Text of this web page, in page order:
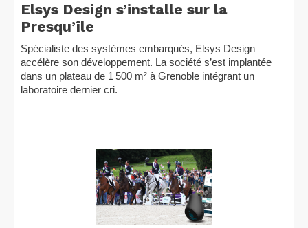
Elsys Design s’installe sur la
Presqu’île
Spécialiste des systèmes embarqués, Elsys Design
accélère son développement. La société s’est implantée
dans un plateau de 1 500 m² à Grenoble intégrant un
laboratoire dernier cri.